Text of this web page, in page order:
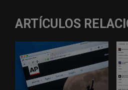
ARTÍCULOS